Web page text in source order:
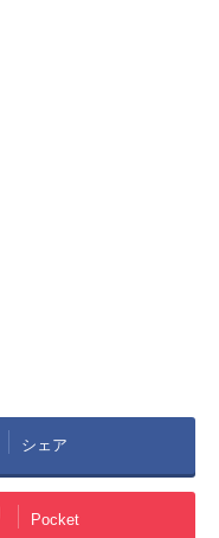
シェア
Pocket